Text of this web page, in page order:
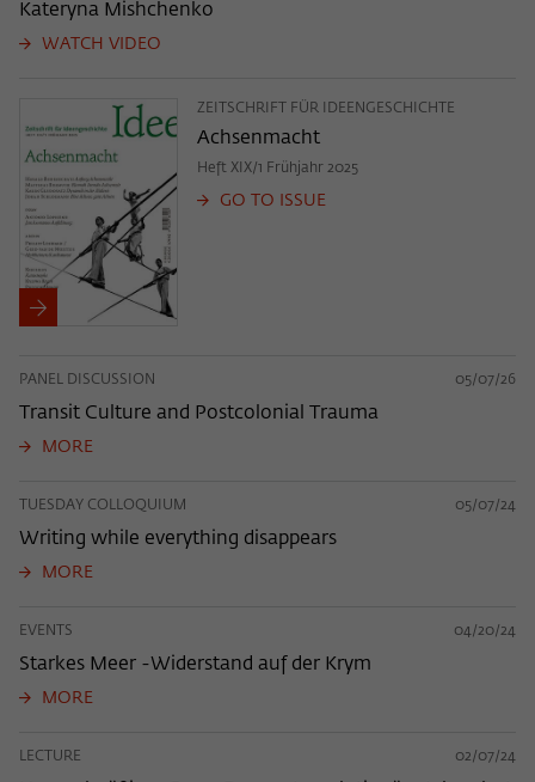
Kateryna Mishchenko
WATCH VIDEO
ZEITSCHRIFT FÜR IDEENGESCHICHTE
Achsenmacht
Heft XIX/1 Frühjahr 2025
GO TO ISSUE
PANEL DISCUSSION 05/07/26
Transit Culture and Postcolonial Trauma
MORE
TUESDAY COLLOQUIUM 05/07/24
Writing while everything disappears
MORE
EVENTS 04/20/24
Starkes Meer -Widerstand auf der Krym
MORE
LECTURE 02/07/24